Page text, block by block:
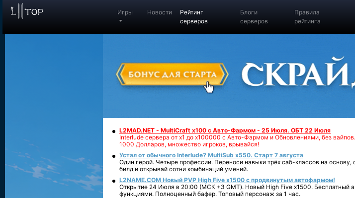
Игры Новости
Рейтинг
серверов
Блоги
серверов
Правила
рейтинга
L2MAD.NET - MultiCraft x100 с Авто-Фармом - 25 Июля. ОБТ 22 Июля
Interlude сервера от х1 до х100000 с Авто-Фармом и Обновлениями, без
1000 Долларов, множество игроков, врывайся!
Устал от обычного Interlude? MultiSub x550. Старт 7 августа
Один герой. Четыре профессии. Переноси навыки трёх саб-классов на основу,
билд и открывай сотни комбинаций умений.
L2NAME.COM Новый PVP High Five x1500 с продвинутым автофармом!
Открытие 24 Июля в 20:00 (МСК +3 GMT). Новый High Five x1500. Бесплатный
функциями. Полноценный бафер. Топовый персонаж за 1 час.